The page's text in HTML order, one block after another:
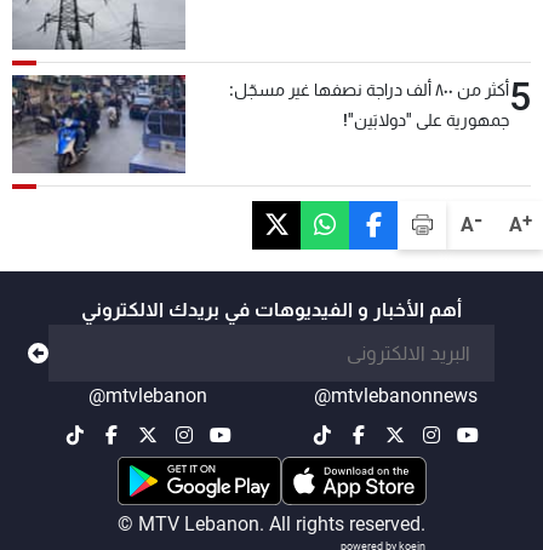
A+
A-
5
أكثر من ٨٠٠ ألف دراجة نصفها غير مسجّل:
جمهورية على "دولابَين"!
أهم الأخبار و الفيديوهات في بريدك الالكتروني
@mtvlebanonnews
@mtvlebanon
© MTV Lebanon. All rights reserved.
powered by koein